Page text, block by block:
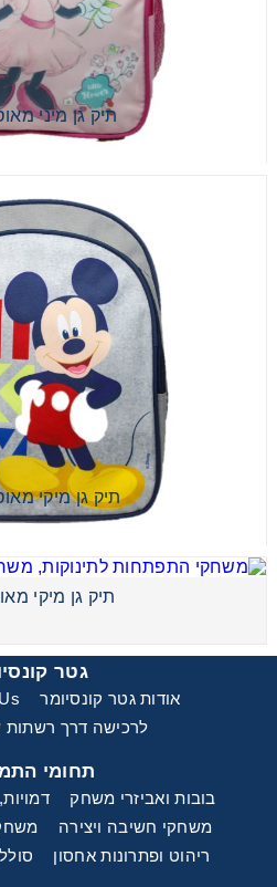
תיק גן מיני
תיק גן מיקי
תיק גן מיקי
גטר
אודות גטר קונסיומר
לרכישה דרך רשתות
תחומי
בובות ואביזרי משחק
משחקי חשיבה ויצירה
ריהוט ופתרונות אחסון
תיק גן מיני
תיק גן מיקי
תיק גן מיקי